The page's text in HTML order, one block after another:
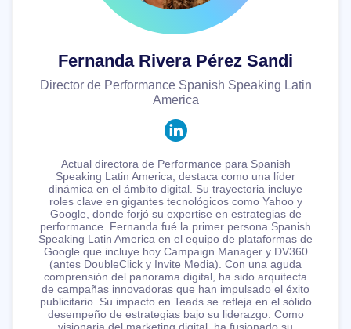
Fernanda Rivera Pérez Sandi
Director de Performance Spanish Speaking Latin
America
Actual directora de Performance para Spanish
Speaking Latin America, destaca como una líder
dinámica en el ámbito digital. Su trayectoria incluye
roles clave en gigantes tecnológicos como Yahoo y
Google, donde forjó su expertise en estrategias de
performance. Fernanda fué la primer persona Spanish
Speaking Latin America en el equipo de plataformas de
Google que incluye hoy Campaign Manager y DV360
(antes DoubleClick y Invite Media). Con una aguda
comprensión del panorama digital, ha sido arquitecta
de campañas innovadoras que han impulsado el éxito
publicitario. Su impacto en Teads se refleja en el sólido
desempeño de estrategias bajo su liderazgo. Como